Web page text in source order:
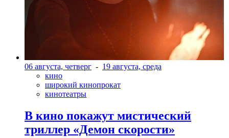
06 августа, четверг - 19 августа, среда
кино
широкий кинопрокат
кинотеатры
В кино покажут мистический
триллер «Демон скорости»